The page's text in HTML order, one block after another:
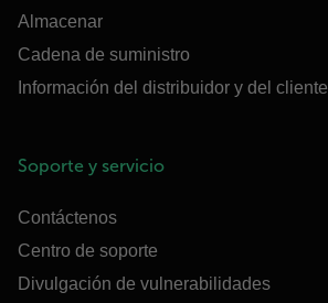
Almacenar
Cadena de suministro
Información del distribuidor y del cliente
Soporte y servicio
Contáctenos
Centro de soporte
Divulgación de vulnerabilidades